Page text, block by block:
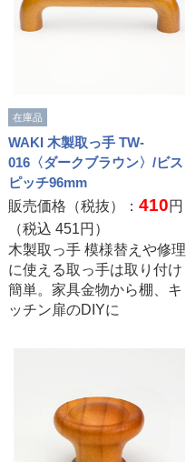
在庫品
WAKI 木製取っ手 TW-
016〈ダークブラウン〉/ビス
ピッチ96mm
販売価格（税抜）： 410円
（税込 451円）
木製取っ手 模様替えや修理
に使える取っ手は取り付け
簡単。家具金物から棚、キ
ッチン扉のDIYに